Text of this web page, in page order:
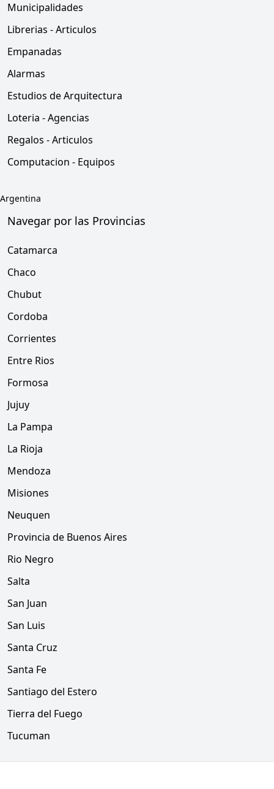
Municipalidades
Librerias - Articulos
Empanadas
Alarmas
Estudios de Arquitectura
Loteria - Agencias
Regalos - Articulos
Computacion - Equipos
Argentina
Navegar por las Provincias
Catamarca
Chaco
Chubut
Cordoba
Corrientes
Entre Rios
Formosa
Jujuy
La Pampa
La Rioja
Mendoza
Misiones
Neuquen
Provincia de Buenos Aires
Rio Negro
Salta
San Juan
San Luis
Santa Cruz
Santa Fe
Santiago del Estero
Tierra del Fuego
Tucuman